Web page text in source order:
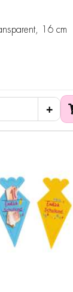
16 cm